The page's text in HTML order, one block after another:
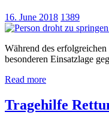
16. June 2018 1389
Während des
besonderen Einsatzlage
Read more
Tragehilfe